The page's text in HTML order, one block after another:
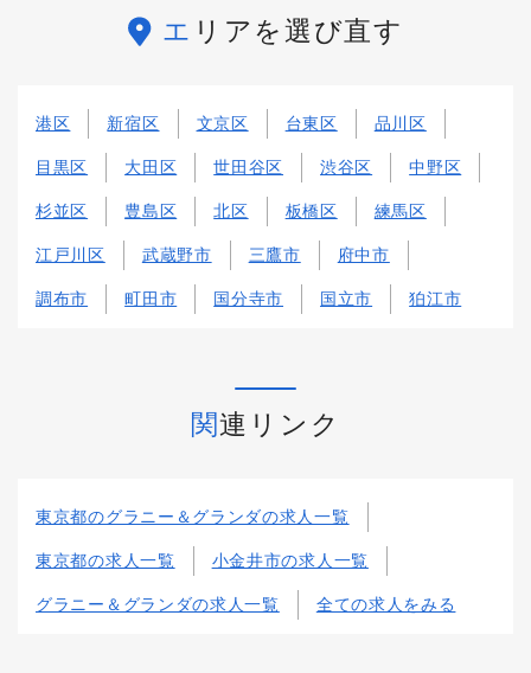
エリアを選び直す
港区 新宿区 文京区 台東区 品川区
目黒区 大田区 世田谷区 渋谷区 中野区
杉並区 豊島区 北区 板橋区 練馬区
江戸川区 武蔵野市 三鷹市 府中市
調布市 町田市 国分寺市 国立市 狛江市
関連リンク
東京都のグラニー＆グランダの求人一覧
東京都の求人一覧 小金井市の求人一覧
グラニー＆グランダの求人一覧 全ての求人をみる